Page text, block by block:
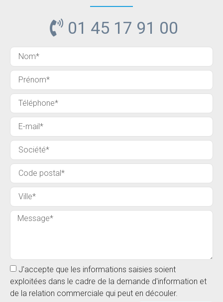
01 45 17 91 00
J'accepte que les informations saisies soient
exploitées dans le cadre de la demande d'information et
de la relation commerciale qui peut en découler.